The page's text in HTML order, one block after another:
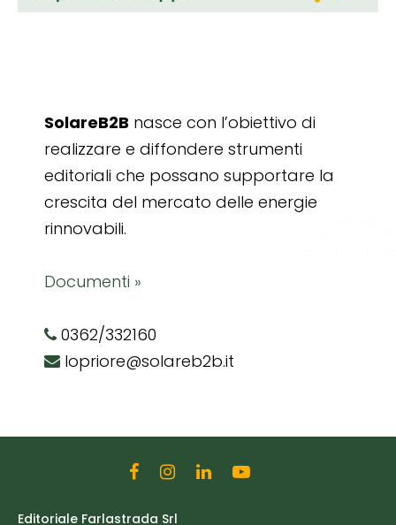
SolareB2B nasce con l’obiettivo di
realizzare e diffondere strumenti
editoriali che possano supportare la
crescita del mercato delle energie
rinnovabili.
Documenti »
0362/332160
lopriore@solareb2b.it
Editoriale Farlastrada Srl